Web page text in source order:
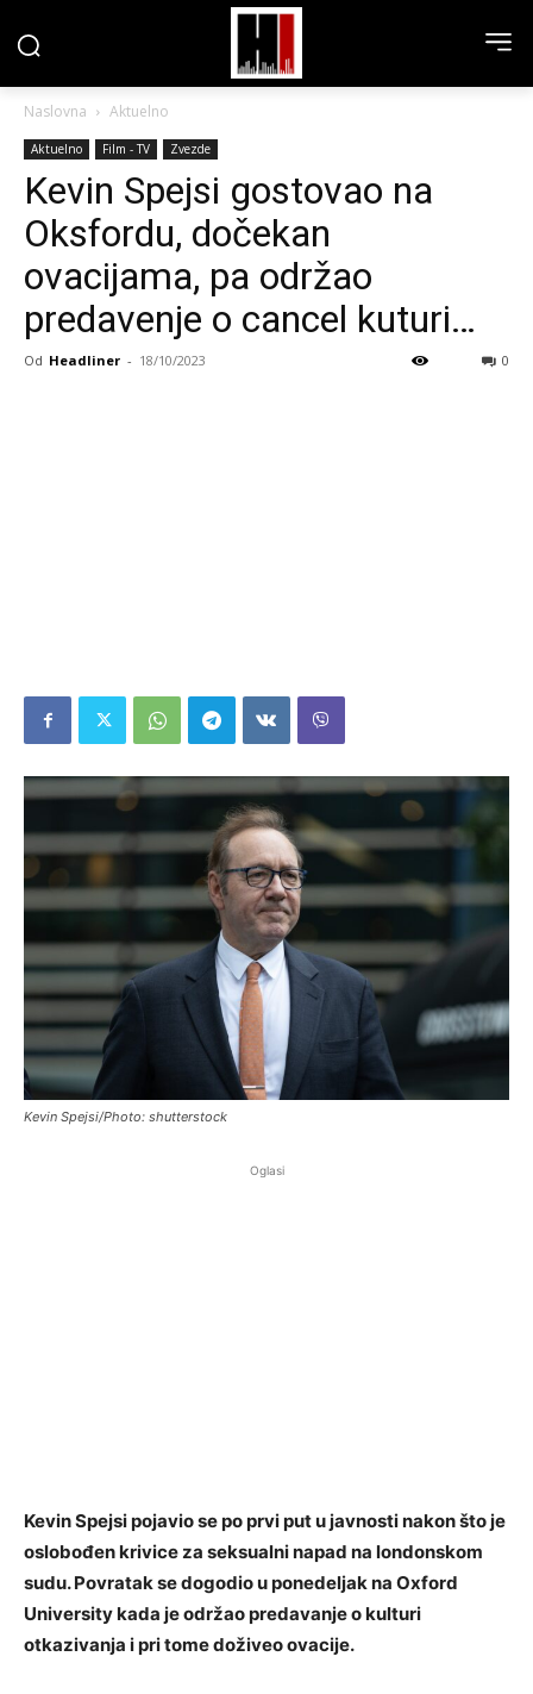
Naslovna Aktuelno
Aktuelno Film - TV Zvezde
Kevin Spejsi gostovao na
Oksfordu, dočekan
ovacijama, pa održao
predavenje o cancel kuturi…
Od Headliner - 18/10/2023 0
Kevin Spejsi/Photo: shutterstock
Oglasi
Kevin Spejsi pojavio se po prvi put u javnosti nakon što je
oslobođen krivice za seksualni napad na londonskom
sudu. Povratak se dogodio u ponedeljak na Oxford
University kada je održao predavanje o kulturi
otkazivanja i pri tome doživeo ovacije.